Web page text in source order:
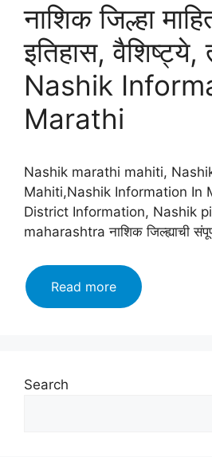
नाशिक जिल्हा
इतिहास, वैशिष्ट्ये,
Nashik
Marathi
Nashik marathi mahiti,
Mahiti,Nashik Information In
District Information, Nashik
maharashtra नाशिक जिल्ह्याची
Read moreनाशिक
जिल्हा
Search